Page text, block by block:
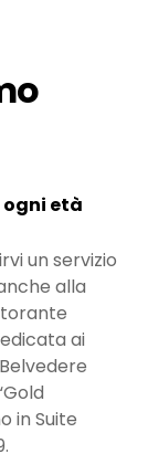
età
un servizio
alla
ai
in Suite